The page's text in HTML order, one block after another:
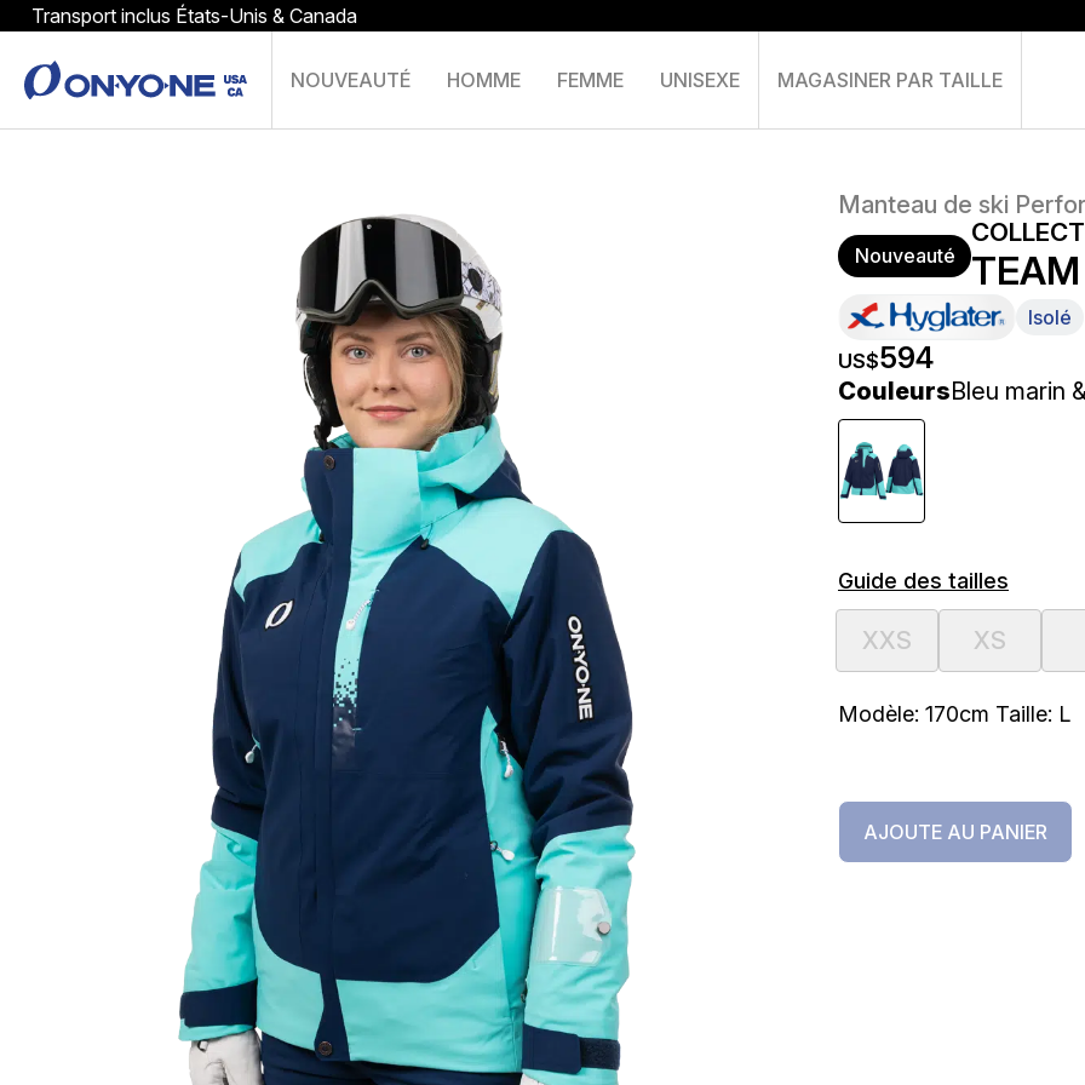
Transport inclus États-Unis & Canada
NOUVEAUTÉ HOMME FEMME UNISEXE MAGASINER PAR TAILLE
Panier
Manteau de ski
Nouveauté TEAM
Isolé
US$594
CouleursBleu marin
Guide des tailles
XXS XS
Modèle: 170cm Taille: L
AJOUTE AU PANIER